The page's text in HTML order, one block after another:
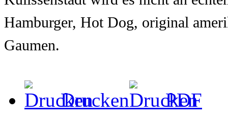
Hamburger, Hot Dog, original
Gaumen.
Drucken PDF